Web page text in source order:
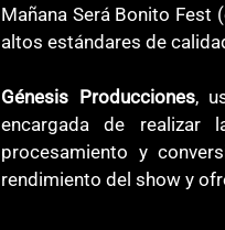
Mañana Será Bonito
altos estándares de
Génesis Producciones,
encargada de realizar
procesamiento y
rendimiento del show y